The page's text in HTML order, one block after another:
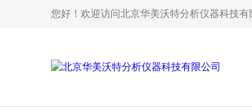
您好！欢迎访问北京华美沃特分析仪器科技有